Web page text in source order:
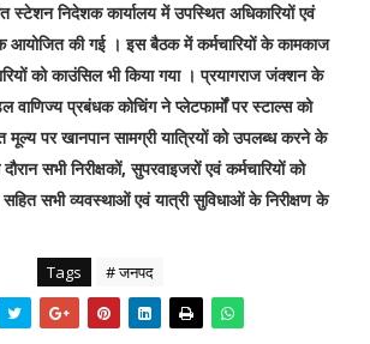
स्टेशन निदेशक कार्यालय में उपस्थित अधिकारियों एवं
आयोजित की गई । इस बैठक में कर्मचारियों के कामकाज
को काउंसिल भी किया गया । प्रयागराज जंक्शन के
वाणिज्य प्रबंधक कोचिंग ने प्लेटफार्मों पर स्टाल्स को
पर खानपान सामग्री यात्रियों को उपलब्ध करने के
सभी निरीक्षकों, सुपरवाइजरों एवं कर्मचारियों को
सभी व्यवस्थाओं एवं यात्री सुविधाओं के निरीक्षण के
Tags # जनपद